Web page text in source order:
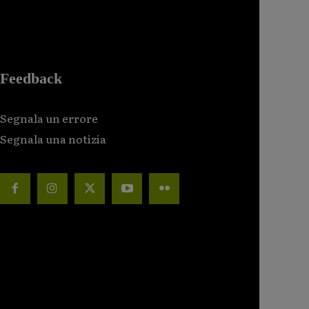
Feedback
Segnala un errore
Segnala una notizia